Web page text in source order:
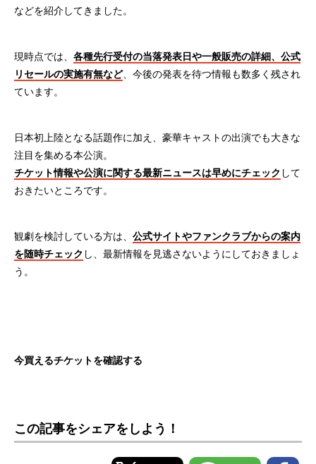
などを紹介してきました。
現時点では、 各種先行受付の当落発表日や一般販売の詳細、公式
リセールの実施有無など、今後の発表を待つ情報も数多く残され
ています。
日本初上陸となる話題作に加え、豪華キャストの出演でも大きな
注目を集める本公演。
チケット情報や公演に関する最新ニュースは早めにチェック して
おきたいところです。
観劇を検討している方は、 公式サイトやファンクラブからの案内
を随時チェック し、最新情報を見逃さないようにしておきましょ
う。
今買えるチケットを確認する
この記事をシェアをしよう！